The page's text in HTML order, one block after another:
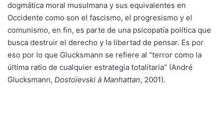
dogmática moral musulmana y sus equivalentes en
Occidente como son el fascismo, el progresismo y el
comunismo, en fin, es parte de una psicopatía política que
busca destruir el derecho y la libertad de pensar. Es por
eso por lo que Glucksmann se refiere al “terror como la
última ratio de cualquier estrategia totalitaria” (André
Glucksmann, Dostoïevski à Manhattan, 2001).